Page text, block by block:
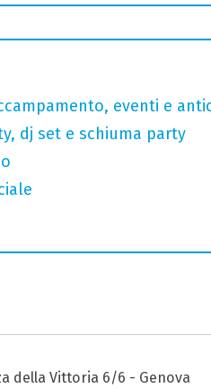
eventi e
dj set e schiuma party
della Vittoria 6/6 - Genova